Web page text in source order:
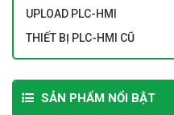
UPLOAD PLC-HMI
THIẾT BỊ PLC-HMI CŨ
SẢN PHẨM NỔI BẬT